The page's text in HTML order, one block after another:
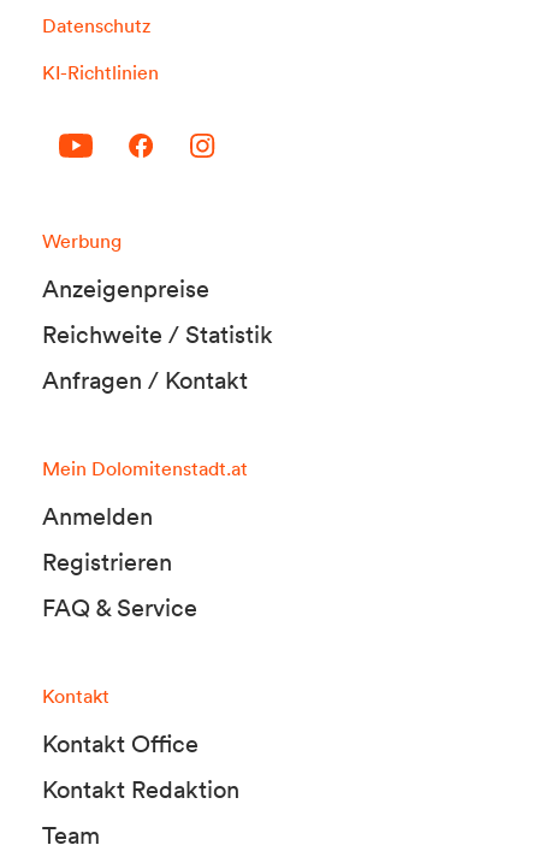
Datenschutz
KI-Richtlinien
Werbung
Anzeigenpreise
Reichweite / Statistik
Anfragen / Kontakt
Mein Dolomitenstadt.at
Anmelden
Registrieren
FAQ & Service
Kontakt
Kontakt Office
Kontakt Redaktion
Team